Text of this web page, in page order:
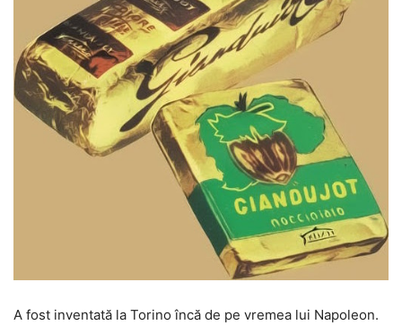
A fost inventată la Torino încă de pe vremea lui Napoleon.